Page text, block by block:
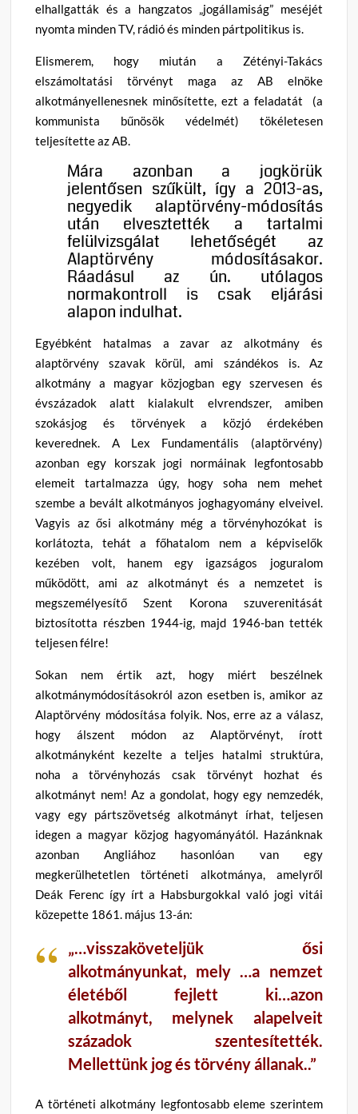
elhallgatták és a hangzatos „jogállamiság” meséjét
nyomta minden TV, rádió és minden pártpolitikus is.
Elismerem, hogy miután a Zétényi-Takács
elszámoltatási törvényt maga az AB elnöke
alkotmányellenesnek minősítette, ezt a feladatát (a
kommunista bűnösök védelmét) tökéletesen
teljesítette az AB.
Mára azonban a jogkörük
jelentősen szűkült, így a 2013-as,
negyedik alaptörvény-módosítás
után elvesztették a tartalmi
felülvizsgálat lehetőségét az
Alaptörvény módosításakor.
Ráadásul az ún. utólagos
normakontroll is csak eljárási
alapon indulhat.
Egyébként hatalmas a zavar az alkotmány és
alaptörvény szavak körül, ami szándékos is. Az
alkotmány a magyar közjogban egy szervesen és
évszázadok alatt kialakult elvrendszer, amiben
szokásjog és törvények a közjó érdekében
keverednek. A Lex Fundamentális (alaptörvény)
azonban egy korszak jogi normáinak legfontosabb
elemeit tartalmazza úgy, hogy soha nem mehet
szembe a bevált alkotmányos joghagyomány elveivel.
Vagyis az ősi alkotmány még a törvényhozókat is
korlátozta, tehát a főhatalom nem a képviselők
kezében volt, hanem egy igazságos joguralom
működött, ami az alkotmányt és a nemzetet is
megszemélyesítő Szent Korona szuverenitását
biztosította részben 1944-ig, majd 1946-ban tették
teljesen félre!
Sokan nem értik azt, hogy miért beszélnek
alkotmánymódosításokról azon esetben is, amikor az
Alaptörvény módosítása folyik. Nos, erre az a válasz,
hogy álszent módon az Alaptörvényt, írott
alkotmányként kezelte a teljes hatalmi struktúra,
noha a törvényhozás csak törvényt hozhat és
alkotmányt nem! Az a gondolat, hogy egy nemzedék,
vagy egy pártszövetség alkotmányt írhat, teljesen
idegen a magyar közjog hagyományától. Hazánknak
azonban Angliához hasonlóan van egy
megkerülhetetlen történeti alkotmánya, amelyről
Deák Ferenc így írt a Habsburgokkal való jogi vitái
közepette 1861. május 13-án:
„…visszaköveteljük ősi
alkotmányunkat, mely …a nemzet
életéből fejlett ki…azon
alkotmányt, melynek alapelveit
századok szentesítették.
Mellettünk jog és törvény állanak..”
A történeti alkotmány legfontosabb eleme szerintem